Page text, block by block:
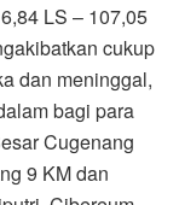
LS – 107,05
cukup
dan meninggal,
bagi para
Cugenang
9 KM dan